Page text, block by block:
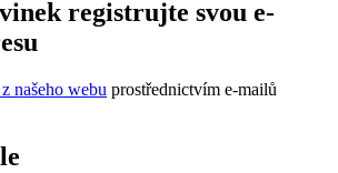
registrujte svou e-
našeho webu prostřednictvím e-mailů